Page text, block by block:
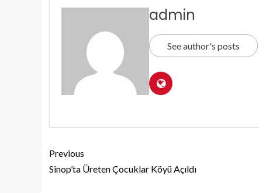
admin
See author's posts
Previous
Sinop’ta Üreten Çocuklar Köyü Açıldı